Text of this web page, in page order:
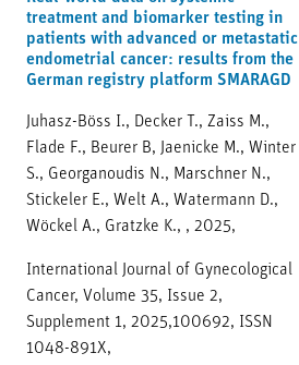
treatment and biomarker testing in
patients with advanced or metastatic
endometrial cancer: results from the
German registry platform SMARAGD
Juhasz-Böss I., Decker T., Zaiss M.,
Flade F., Beurer B, Jaenicke M., Winter
S., Georganoudis N., Marschner N.,
Stickeler E., Welt A., Watermann D.,
Wöckel A., Gratzke K., , 2025,
International Journal of Gynecological
Cancer, Volume 35, Issue 2,
Supplement 1, 2025,100692, ISSN
1048-891X,